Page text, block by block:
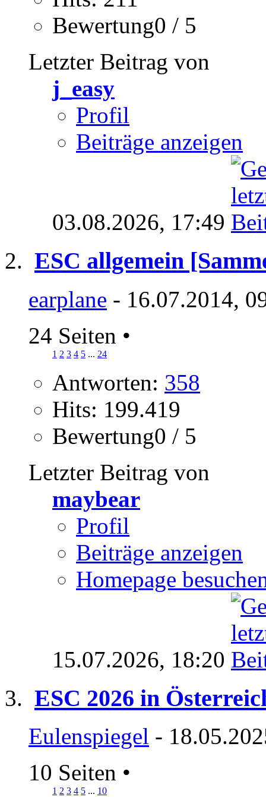
Bewertung0 / 5
Letzter Beitrag von
j_easy
Profil
Beiträge anzeigen
03.08.2026, 17:49
ESC allgemein
earplane - 16.07.2014,
24 Seiten •
1 2 3 4 5 ... 24
Antworten: 358
Hits: 199.419
Bewertung0 / 5
Letzter Beitrag von
maybear
Profil
Beiträge anzeigen
Homepage
15.07.2026, 18:20
ESC 2026 in
Eulenspiegel -
10 Seiten •
1 2 3 4 5 ... 10